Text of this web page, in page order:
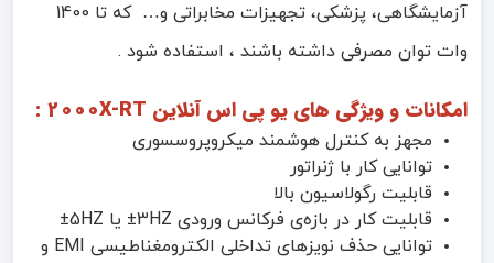
آزمایشگاهی، پزشکی، تجهیزات مخابراتی و… که تا 1400
وات توان مصرفی داشته باشند ، استفاده شود .
امکانات و ویژگی های یو پی اس آنلاین 2000X-RT :
مجهز به کنترل هوشمند میکروپروسسوری
توانایی کار با ژنراتور
قابلیت رگولاسیون بالا
قابلیت کار در بازه‌ی فرکانس ورودی 3HZ± یا 5HZ±
توانایی حذف نویزهای تداخلی الکترومغناطیسی EMI و